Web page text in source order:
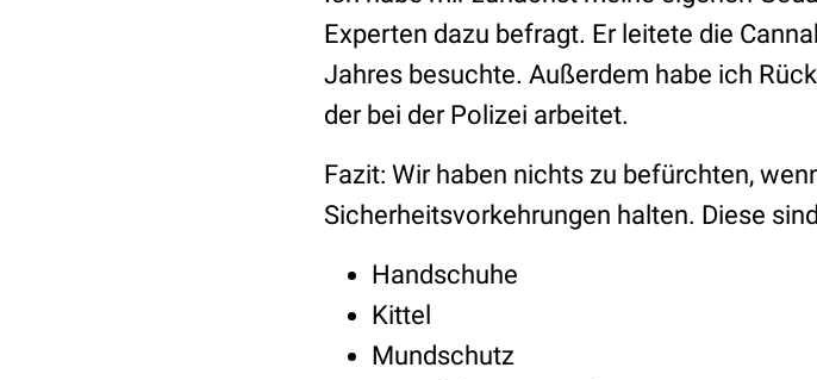
Experten dazu befragt. Er leitete die
Jahres besuchte. Außerdem habe ich
der bei der Polizei arbeitet.
Fazit: Wir haben nichts zu befürchten,
Sicherheitsvorkehrungen halten. Diese
Handschuhe
Kittel
Mundschutz